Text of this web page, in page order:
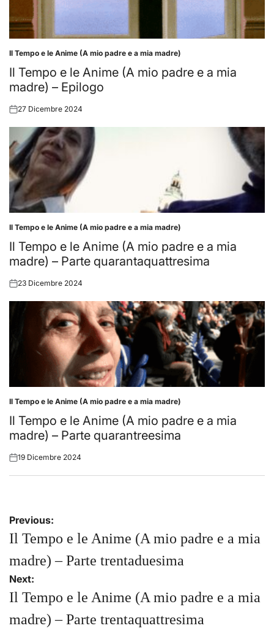
Posted
in
Il Tempo e le Anime (A mio padre e a mia madre)
Il Tempo e le Anime (A mio padre e a mia
madre) – Epilogo
Posted
27 Dicembre 2024
Posted
in
Il Tempo e le Anime (A mio padre e a mia madre)
Il Tempo e le Anime (A mio padre e a mia
madre) – Parte quarantaquattresima
Posted
23 Dicembre 2024
Posted
in
Il Tempo e le Anime (A mio padre e a mia madre)
Il Tempo e le Anime (A mio padre e a mia
madre) – Parte quarantreesima
Posted
19 Dicembre 2024
Navigazione
articoli
Previous:
Il Tempo e le Anime (A mio padre e a mia
madre) – Parte trentaduesima
Next:
Il Tempo e le Anime (A mio padre e a mia
madre) – Parte trentaquattresima